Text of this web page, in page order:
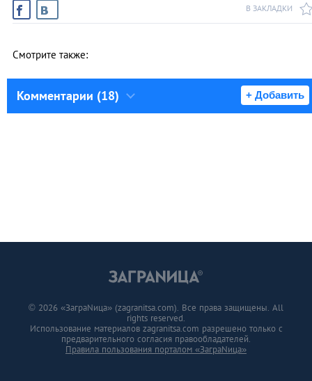
В ЗАКЛАДКИ
Смотрите также:
Комментарии (18) + Добавить
© 2026 «ЗаграNица» (zagranitsa.com). Все права защищены. All
rights reserved.
Использование материалов zagranitsa.com разрешено только с
предварительного согласия правообладателей.
Правила пользования порталом «ЗаграNица»